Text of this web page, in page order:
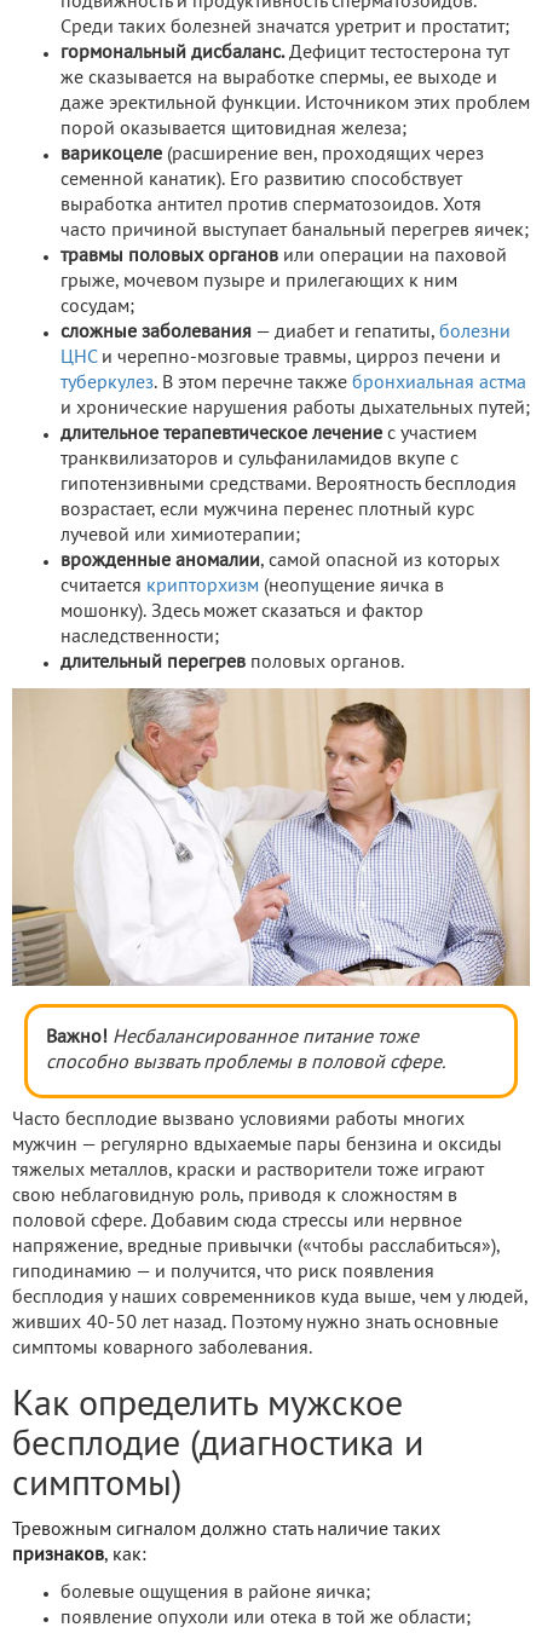
Среди таких болезней значатся уретрит и простатит;
гормональный дисбаланс.Дефицит тестостерона тут
же сказывается на выработке спермы, ее выходе и
даже эректильной функции. Источником этих проблем
порой оказывается щитовидная железа;
варикоцеле (расширение вен, проходящих через
семенной канатик). Его развитию способствует
выработка антител против сперматозоидов. Хотя
часто причиной выступает банальный перегрев яичек;
травмы половых органов или операции на паховой
грыже, мочевом пузыре и прилегающих к ним
сосудам;
сложные заболевания — диабет и гепатиты, болезни
ЦНСи черепно-мозговые травмы, цирроз печени и
туберкулез. В этом перечне также бронхиальная астма
и хронические нарушения работы дыхательных путей;
длительное терапевтическое лечение с участием
транквилизаторов и сульфаниламидов вкупе с
гипотензивными средствами. Вероятность бесплодия
возрастает, если мужчина перенес плотный курс
лучевой или химиотерапии;
врожденные аномалии, самой опасной из которых
считается крипторхизм (неопущение яичка в
мошонку). Здесь может сказаться и фактор
наследственности;
длительный перегрев половых органов.
Важно! Несбалансированное питание тоже
способно вызвать проблемы в половой сфере.
Часто бесплодие вызвано условиями работы многих
мужчин — регулярно вдыхаемые пары бензина и оксиды
тяжелых металлов, краски и растворители тоже играют
свою неблаговидную роль, приводя к сложностям в
половой сфере. Добавим сюда стрессы или нервное
напряжение, вредные привычки («чтобы расслабиться»),
гиподинамию — и получится, что риск появления
бесплодия у наших современников куда выше, чем у людей,
живших 40-50 лет назад. Поэтому нужно знать основные
симптомы коварного заболевания.
Как определить мужское
бесплодие (диагностика и
симптомы)
Тревожным сигналом должно стать наличие таких
признаков, как:
болевые ощущения в районе яичка;
появление опухоли или отека в той же области;